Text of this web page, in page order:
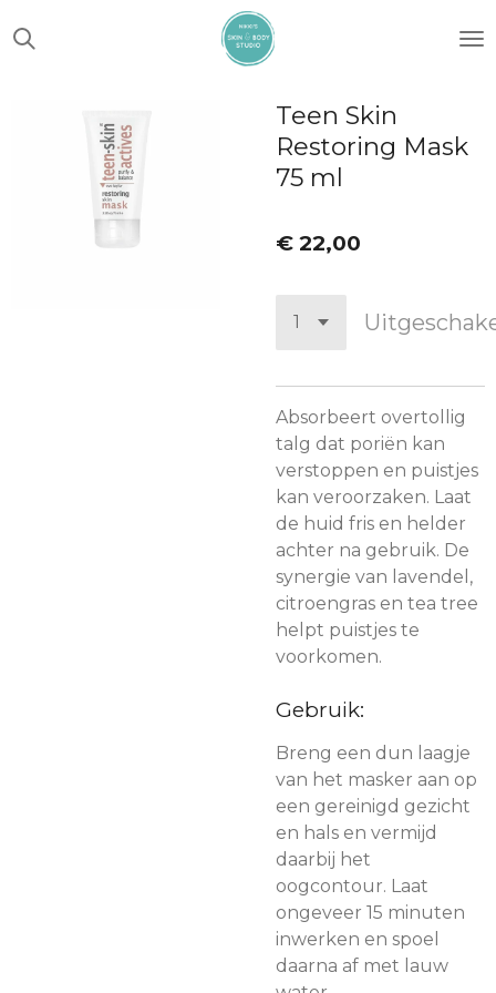
direct
hoofdinhoud
Teen Skin
Restoring Mask
75 ml
€ 22,00
Absorbeert overtollig
talg dat poriën kan
verstoppen en puistjes
kan veroorzaken. Laat
de huid fris en helder
achter na gebruik. De
synergie van lavendel,
citroengras en tea tree
helpt puistjes te
voorkomen.
Gebruik:
Breng een dun laagje
van het masker aan op
een gereinigd gezicht
en hals en vermijd
daarbij het
oogcontour. Laat
ongeveer 15 minuten
inwerken en spoel
daarna af met lauw